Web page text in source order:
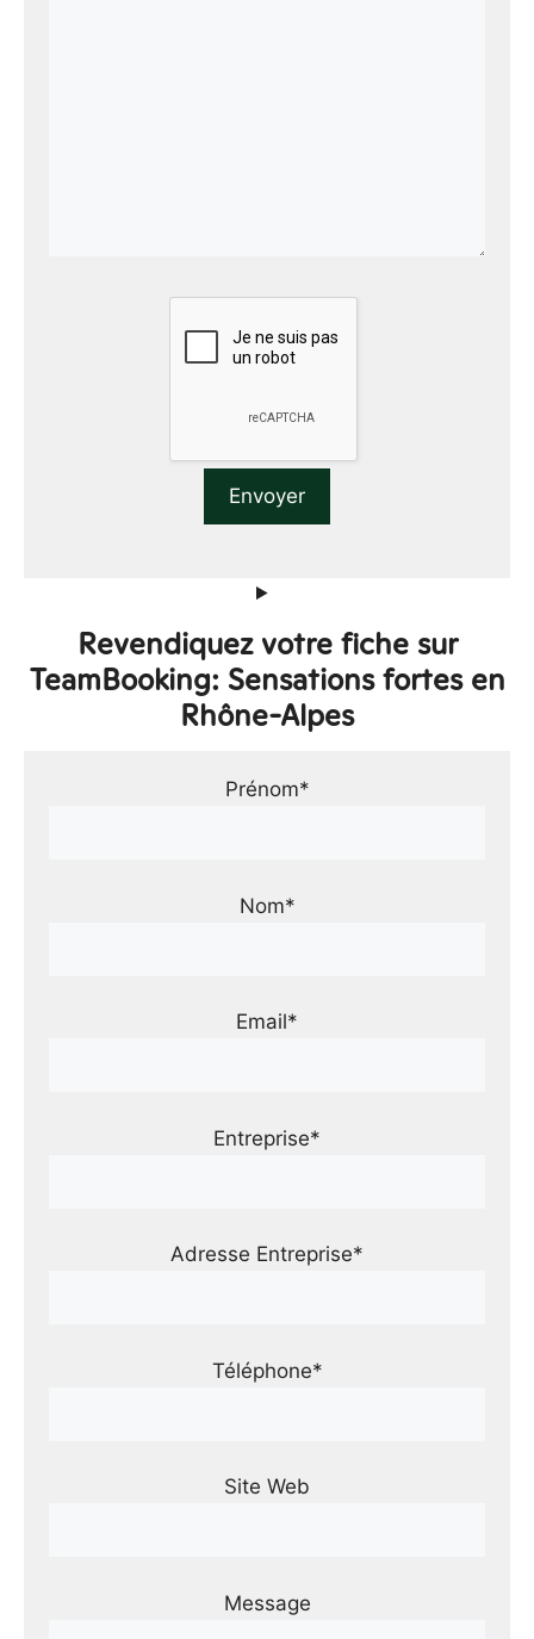
Revendiquez votre fiche sur
TeamBooking: Sensations fortes en
Rhône-Alpes
Prénom*
Nom*
Email*
Entreprise*
Adresse Entreprise*
Téléphone*
Site Web
Message